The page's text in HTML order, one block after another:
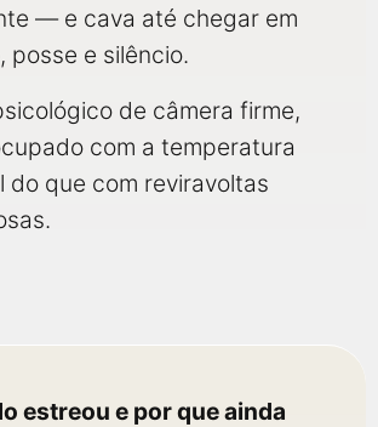
— e cava até chegar em
posse e silêncio.
de câmera firme,
com a temperatura
do que com reviravoltas
estreou e por que ainda